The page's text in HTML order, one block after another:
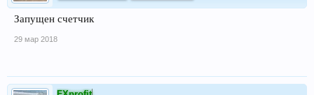
Запущен счетчик
29 мар 2018